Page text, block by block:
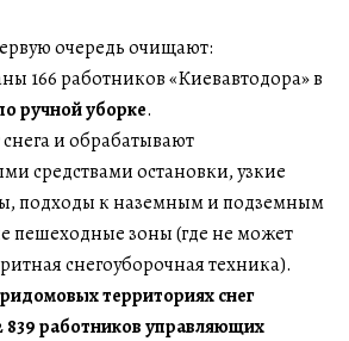
очередь очищают:
166 работников «Киевавтодора» в
ручной уборке.
и обрабатывают
средствами остановки, узкие
подходы к наземным и подземным
пешеходные зоны (где не может
снегоуборочная техника).
территориях снег
работников управляющих